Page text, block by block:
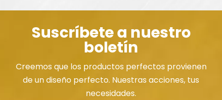
Suscríbete a nuestro
boletín
Creemos que los productos perfectos provienen
de un diseño perfecto. Nuestras acciones, tus
necesidades.